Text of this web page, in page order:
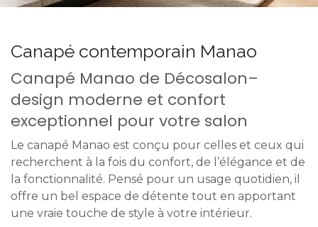
Canapé contemporain Manao
Canapé Manao de Décosalon–
design moderne et confort
exceptionnel pour votre salon
Le canapé Manao est conçu pour celles et ceux qui
recherchent à la fois du confort, de l’élégance et de
la fonctionnalité. Pensé pour un usage quotidien, il
offre un bel espace de détente tout en apportant
une vraie touche de style à votre intérieur.